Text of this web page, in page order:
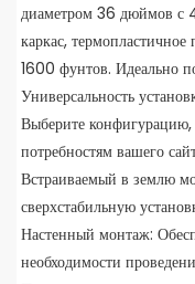
диаметром 36 дюймов с
каркас,
1600 фунтов. Идеально
Универсальность
Выберите конфигурацию,
потребностям вашего
Встраиваемый в землю
сверхстабильную
Настенный монтаж:
необходимости